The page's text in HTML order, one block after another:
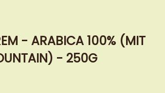
- ARABICA 100% (MIT
- 250G